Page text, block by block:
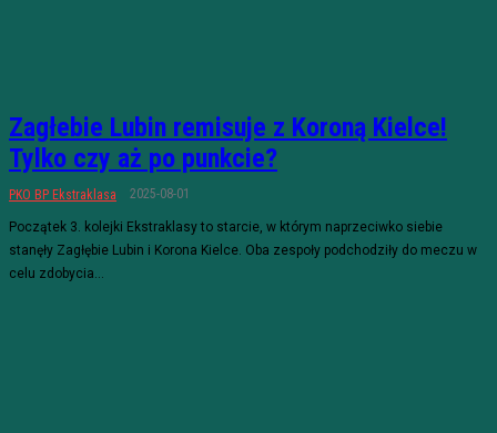
Zagłebie Lubin remisuje z Koroną Kielce!
Tylko czy aż po punkcie?
PKO BP Ekstraklasa 2025-08-01
Początek 3. kolejki Ekstraklasy to starcie, w którym naprzeciwko siebie
stanęły Zagłębie Lubin i Korona Kielce. Oba zespoły podchodziły do meczu w
celu zdobycia...